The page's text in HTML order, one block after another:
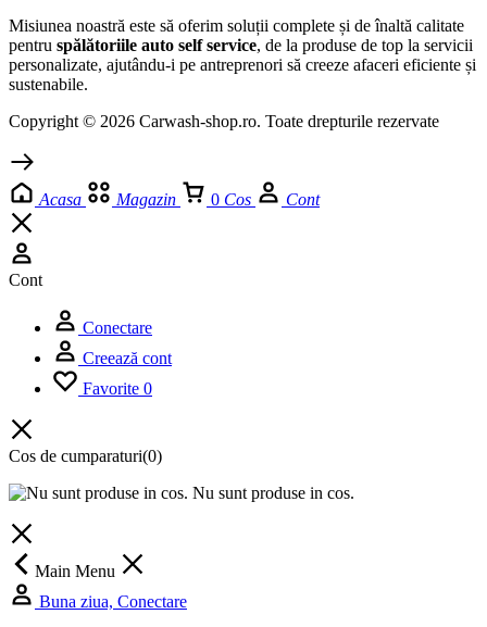
Misiunea noastră este să oferim soluții complete și de înaltă calitate
pentru spălătoriile auto self service, de la produse de top la servicii
personalizate, ajutându-i pe antreprenori să creeze afaceri eficiente și
sustenabile.
Copyright © 2026 Carwash-shop.ro. Toate drepturile rezervate
Acasa Magazin 0 Cos Cont
Cont
Conectare
Creează cont
Favorite 0
Cos de cumparaturi(0)
Nu sunt produse in cos.
Main Menu
Buna ziua, Conectare